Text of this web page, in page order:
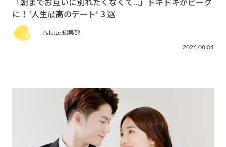
「朝までお互いに別れたくなくて…」ドキドキがピーク
に！“人生最高のデート”３選
Palette 編集部
2026.08.04